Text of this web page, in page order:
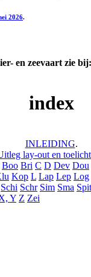
2026.
en zeevaart zie bij:
index
INLEIDING.
lay-out en
Boo Bri C D Dev Dou
Kop L Lap Lep Log
Schi Schr Sim Sma Spit
Y Z Zei